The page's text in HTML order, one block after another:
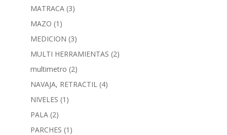
MATRACA (3)
MAZO (1)
MEDICION (3)
MULTI HERRAMIENTAS (2)
multimetro (2)
NAVAJA, RETRACTIL (4)
NIVELES (1)
PALA (2)
PARCHES (1)